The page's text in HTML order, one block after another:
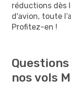
réductions dès
d'avion, toute
Profitez-en !
nos vols